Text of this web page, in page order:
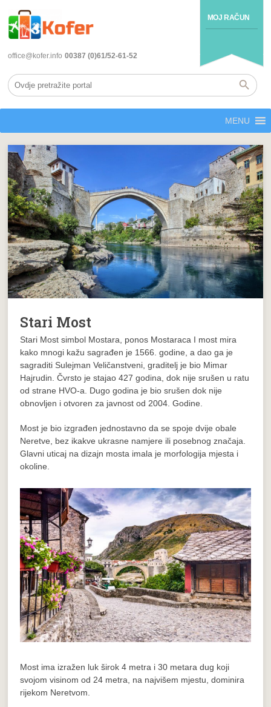
MOJ RAČUN
office@kofer.info 00387 (0)61/52-61-52
MENU
Stari Most
Stari Most simbol Mostara, ponos Mostaraca I most mira
kako mnogi kažu sagrađen je 1566. godine, a dao ga je
sagraditi Sulejman Veličanstveni, graditelj je bio Mimar
Hajrudin. Čvrsto je stajao 427 godina, dok nije srušen u ratu
od strane HVO-a. Dugo godina je bio srušen dok nije
obnovljen i otvoren za javnost od 2004. Godine.
Most je bio izgrađen jednostavno da se spoje dvije obale
Neretve, bez ikakve ukrasne namjere ili posebnog značaja.
Glavni uticaj na dizajn mosta imala je morfologija mjesta i
okoline.
Most ima izražen luk širok 4 metra i 30 metara dug koji
svojom visinom od 24 metra, na najvišem mjestu, dominira
rijekom Neretvom.